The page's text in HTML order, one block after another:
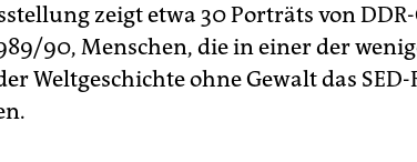
zeigt etwa 30 Porträts von
90, Menschen, die in einer der
Weltgeschichte ohne Gewalt das SED-